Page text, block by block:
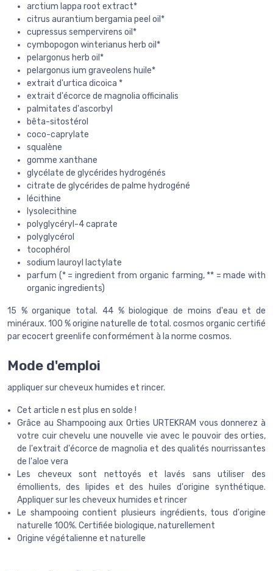
arctium lappa root extract*
citrus aurantium bergamia peel oil*
cupressus sempervirens oil*
cymbopogon winterianus herb oil*
pelargonus herb oil*
pelargonus ium graveolens huile*
extrait d'urtica dicoica *
extrait d'écorce de magnolia officinalis
palmitates d'ascorbyl
bêta-sitostérol
coco-caprylate
squalène
gomme xanthane
glycélate de glycérides hydrogénés
citrate de glycérides de palme hydrogéné
lécithine
lysolecithine
polyglycéryl-4 caprate
polyglycérol
tocophérol
sodium lauroyl lactylate
parfum (* = ingredient from organic farming, ** = made with
organic ingredients)
15 % organique total. 44 % biologique de moins d'eau et de
minéraux. 100 % origine naturelle de total. cosmos organic certifié
par ecocert greenlife conformément à la norme cosmos.
Mode d'emploi
appliquer sur cheveux humides et rincer.
Cet article n est plus en solde !
Grâce au Shampooing aux Orties URTEKRAM vous donnerez à
votre cuir chevelu une nouvelle vie avec le pouvoir des orties,
de l'extrait d'écorce de magnolia et des qualités nourrissantes
de l'aloe vera
Les cheveux sont nettoyés et lavés sans utiliser des
émollients, des lipides et des huiles d'origine synthétique.
Appliquer sur les cheveux humides et rincer
Le shampooing contient plusieurs ingrédients, tous d'origine
naturelle 100%. Certifiée biologique, naturellement
Origine végétalienne et naturelle